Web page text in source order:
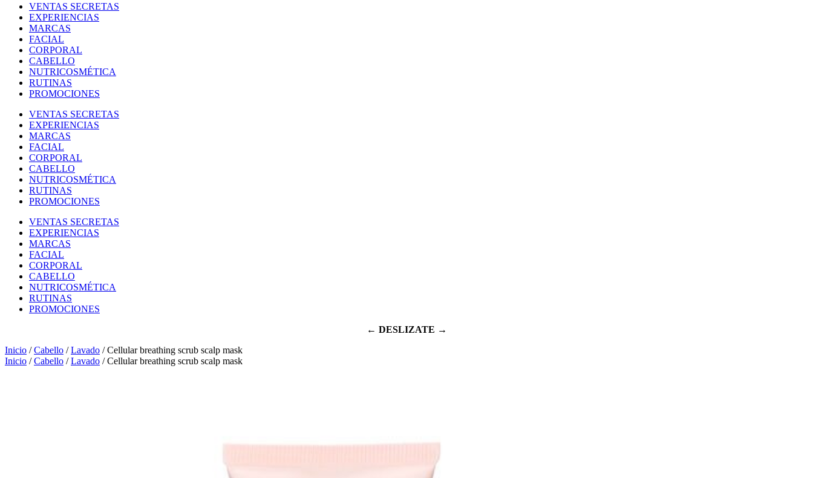
VENTAS SECRETAS
EXPERIENCIAS
MARCAS
FACIAL
CORPORAL
CABELLO
NUTRICOSMÉTICA
RUTINAS
PROMOCIONES
VENTAS SECRETAS
EXPERIENCIAS
MARCAS
FACIAL
CORPORAL
CABELLO
NUTRICOSMÉTICA
RUTINAS
PROMOCIONES
VENTAS SECRETAS
EXPERIENCIAS
MARCAS
FACIAL
CORPORAL
CABELLO
NUTRICOSMÉTICA
RUTINAS
PROMOCIONES
← DESLIZATE →
Inicio /Cabello /Lavado / Cellular breathing scrub scalp mask
Inicio /Cabello /Lavado / Cellular breathing scrub scalp mask